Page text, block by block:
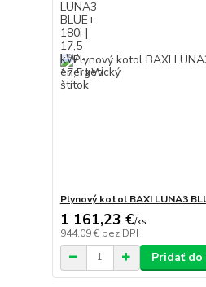
Plynový kotol BAXI LUNA3
1 161,23 €/ks
944,09 € bez DPH
Pridať do